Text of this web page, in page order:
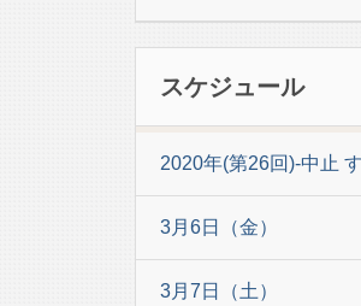
スケジュール
2020年(第26回)-中止
3月6日（金）
3月7日（土）